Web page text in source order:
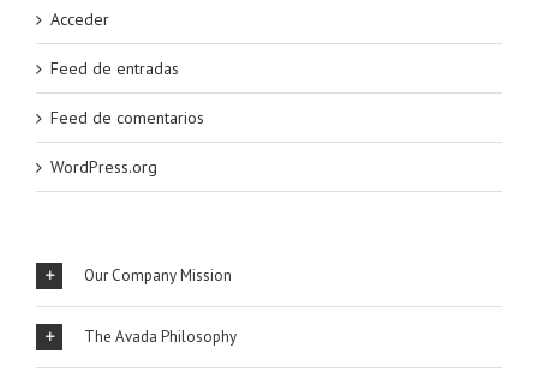
Acceder
Feed de entradas
Feed de comentarios
WordPress.org
Our Company Mission
The Avada Philosophy